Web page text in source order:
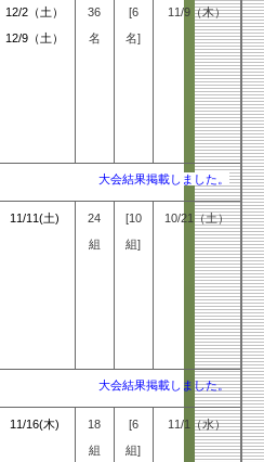
12/2（土）
12/9（土）
36
名
[6
名]
11/9（木）
大会結果掲載しました。
11/11(土)
24
組
[10
組]
10/21（土）
大会結果掲載しました。
11/16(木)
18
組
[6
組]
11/1（水）